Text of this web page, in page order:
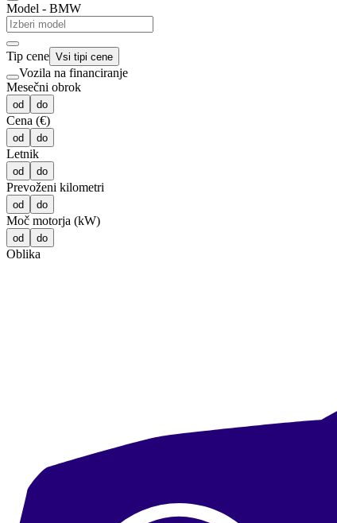
Model - BMW
Tip cene Vsi tipi cene
Vozila na financiranje
Mesečni obrok
od do
Cena (€)
od do
Letnik
od do
Prevoženi kilometri
od do
Moč motorja (kW)
od do
Oblika